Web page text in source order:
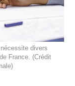
divers
France. (Crédit